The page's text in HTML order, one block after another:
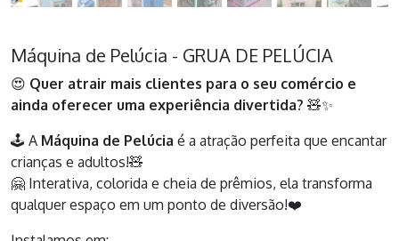
Máquina de Pelúcia - GRUA DE PELÚCIA
😍 Quer atrair mais clientes para o seu comércio e
ainda oferecer uma experiência divertida? 🧸✨
🕹️ A Máquina de Pelúcia é a atração perfeita que encantar
crianças e adultos!🧸
🤗 Interativa, colorida e cheia de prêmios, ela transforma
qualquer espaço em um ponto de diversão!❤️